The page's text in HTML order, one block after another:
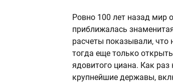
Ровно 100 лет назад мир
приближалась
расчеты показывали, что
тогда еще только
ядовитого циана. Как раз
крупнейшие державы,